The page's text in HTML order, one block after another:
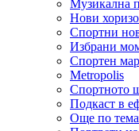
Музикална
Нови
Спортни
Избрани
Спортен
Metropolis
Спортното
Подкаст в
Още по